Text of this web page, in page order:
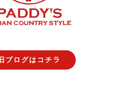
旧ブログはコチラ